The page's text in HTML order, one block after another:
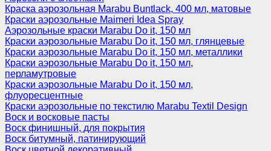
Краска аэрозольная Marabu Buntlack, 400 мл, матовые
Краски аэрозольные Maimeri Idea Spray
Аэрозольные краски Marabu Do it, 150 мл
Краски аэрозольные Marabu Do it, 150 мл, глянцевые
Краски аэрозольные Marabu Do it, 150 мл, металлики
Краски аэрозольные Marabu Do it, 150 мл,
перламутровые
Краски аэрозольные Marabu Do it, 150 мл,
флуоресцентные
Краски аэрозольные по текстилю Marabu Textil Design
Воск и восковые пасты
Воск финишный, для покрытия
Воск битумный, патинирующий